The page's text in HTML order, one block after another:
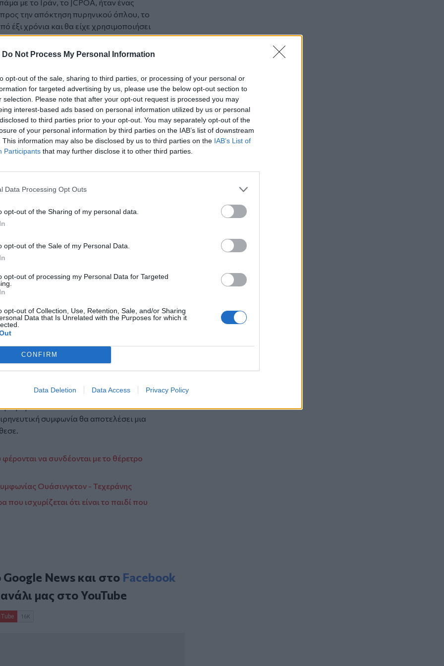
Do Not Process My Personal Information
opt-out of the sale, sharing to third parties, or processing of your personal or
for targeted advertising by us, please use the below opt-out section to
selection. Please note that after your opt-out request is processed you may
interest-based ads based on personal information utilized by us or personal
to third parties prior to your opt-out. You may separately opt-out of the
of your personal information by third parties on the IAB’s list of downstream
This information may also be disclosed by us to third parties on the IAB’s List of
Participants that may further disclose it to other third parties.
Data Processing Opt Outs
opt-out of the Sharing of my personal data.
opt-out of the Sale of my Personal Data.
opt-out of processing my Personal Data for Targeted
opt-out of Collection, Use, Retention, Sale, and/or Sharing
Data that Is Unrelated with the Purposes for which it
CONFIRM
Data Deletion Data Access Privacy Policy
με το Ιράν, το JCPOA, ήταν ένας
την απόκτηση πυρηνικού όπλου, το
έξι χρόνια και θα είχε χρησιμοποιήσει
το αντίθετο, ένας τοίχος που
δεν θέλουν πλέον
μέσω αγοράς, ανάπτυξης ή
Η συμφωνία προγραμματίζεται να
υπογραφή της, τα Στενά του Ορμούζ θα
και καλύτερη από ό,τι είχαν οι
με τα εκατοντάδες δισεκατομμύρια
1,7
κρύα μετρητά, δεν θα ανταλλαγούν
ήρεμα, θα εισβάλουμε και θα πάρουμε
από τα ισχυρά βυθισμένα βουνά
μας B-2 και τους λαμπρούς πιλότους
είτε στο Ιράν, είτε στις
και ολόκληρη τη Μέση Ανατολή,
αυτή η διαδικασία θα εξελιχθεί
αυτό, έχουμε την απόλυτη
χρειαστεί να χρησιμοποιηθεί ξανά! Σας
το θέμα!!!», γράφει ο πρόεδρος των
Κυριακή
ότι δεν θα υπογραφεί καμία
γεγονός ότι οι διαπραγματεύσεις
από ποτέ . Με την
τις επόμενες 24 ώρες , το Πακιστάν
της ειρηνευτικής συμφωνίας
σε τεχνικό επίπεδο την επόμενη
στο X.
συμφωνία θα αποτελέσει μια
να συνδέονται με το θέρετρο
Ουάσινγκτον - Τεχεράνης
που ισχυρίζεται ότι είναι το παιδί που
Google Newsκαι στο Facebook
μας στοYouTube
Γιατί δεν έσωσα το κουτάβι: Τι
αναφέρει ο ερευνητής που κατέγραφε